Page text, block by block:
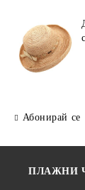
Абонирай се
ПЛАЖНИ